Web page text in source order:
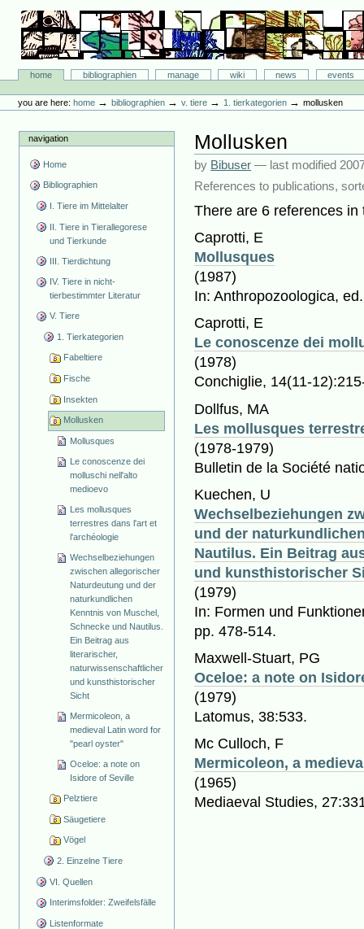
content.
navigation
Bibliographie-Portal
Sectionshome bibliographien manage wiki news
events
tools
you are here: home →bibliographien →v. tiere →1. tierkategorien →mollusken
navigation
Home
Bibliographien
I. Tiere im Mittelalter
II. Tiere in Tierallegorese
und Tierkunde
III. Tierdichtung
IV. Tiere in nicht-
tierbestimmter Literatur
V. Tiere
1. Tierkategorien
Fabeltiere
Fische
Insekten
Mollusken
Mollusques
Le conoscenze dei
molluschi nell'alto
medioevo
Les mollusques
terrestres dans l'art et
l'archéologie
Wechselbeziehungen
zwischen allegorischer
Naturdeutung und der
naturkundlichen
Kenntnis von Muschel,
Schnecke und Nautilus.
Ein Beitrag aus
literarischer,
naturwissenschaftlicher
und kunsthistorischer
Sicht
Mermicoleon, a
medieval Latin word for
"pearl oyster"
Oceloe: a note on
Isidore of Seville
Pelztiere
Säugetiere
Vögel
2. Einzelne Tiere
VI. Quellen
Interimsfolder: Zweifelsfälle
Listenformate
Mollusken
by Bibuser — last modified
References to publications,
There are 6 references
Caprotti, E
Mollusques
(1987)
In: Anthropozoologica,
Caprotti, E
Le conoscenze dei
(1978)
Conchiglie, 14(11-
Dollfus, MA
Les mollusques
(1978-1979)
Bulletin de la Société
Kuechen, U
Wechselbeziehungen
und der
Nautilus. Ein Beitrag
und kunsthistorischer
(1979)
In: Formen und
pp. 478-514.
Maxwell-Stuart, PG
Oceloe: a note on
(1979)
Latomus, 38:533.
Mc Culloch, F
Mermicoleon, a
(1965)
Mediaeval Studies,